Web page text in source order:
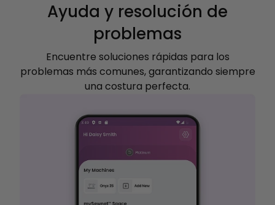
Ayuda y resolución de
problemas
Encuentre soluciones rápidas para los
problemas más comunes, garantizando siempre
una costura perfecta.